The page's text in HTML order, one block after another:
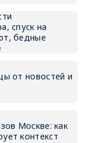
спуск на
бедные
от новостей и
Москве: как
контекст